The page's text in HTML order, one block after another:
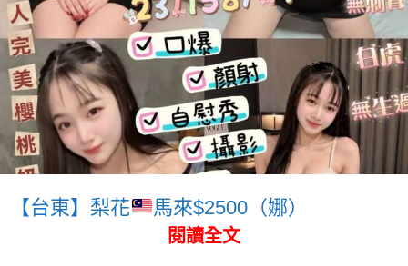
【台東】梨花 馬來$2500（娜）
閱讀全文